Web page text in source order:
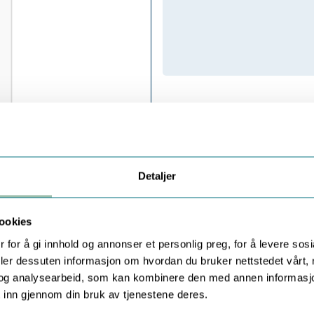
Detaljer
for å gi innhold og annonser et personlig preg, for å levere
dessuten informasjon om hvordan du bruker nettstedet vårt,
analysearbeid, som kan kombinere den med annen
gjennom din bruk av tjenestene deres.